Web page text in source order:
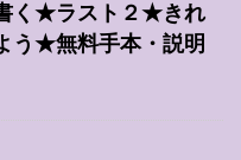
く★ラスト２★きれ
う★無料手本・説明